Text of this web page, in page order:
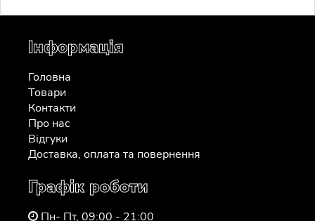
Інформація
Головна
Товари
Контакти
Про нас
Відгуки
Доставка, оплата та повернення
Графік роботи
Пн- Пт, 09:00 - 21:00